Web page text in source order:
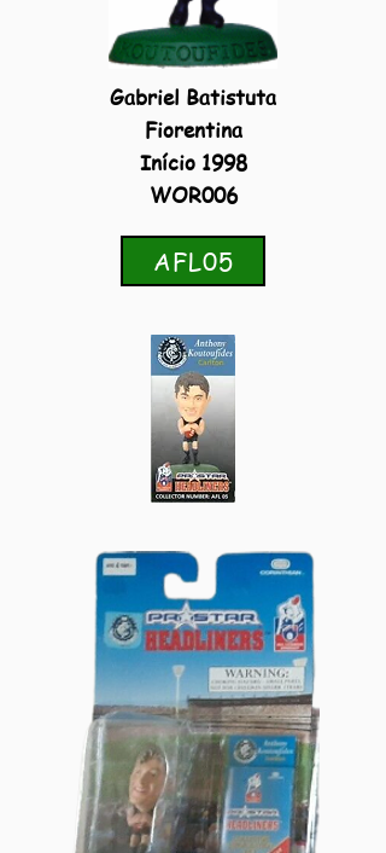
Gabriel Batistuta
Fiorentina
Início 1998
WOR006
AFL05